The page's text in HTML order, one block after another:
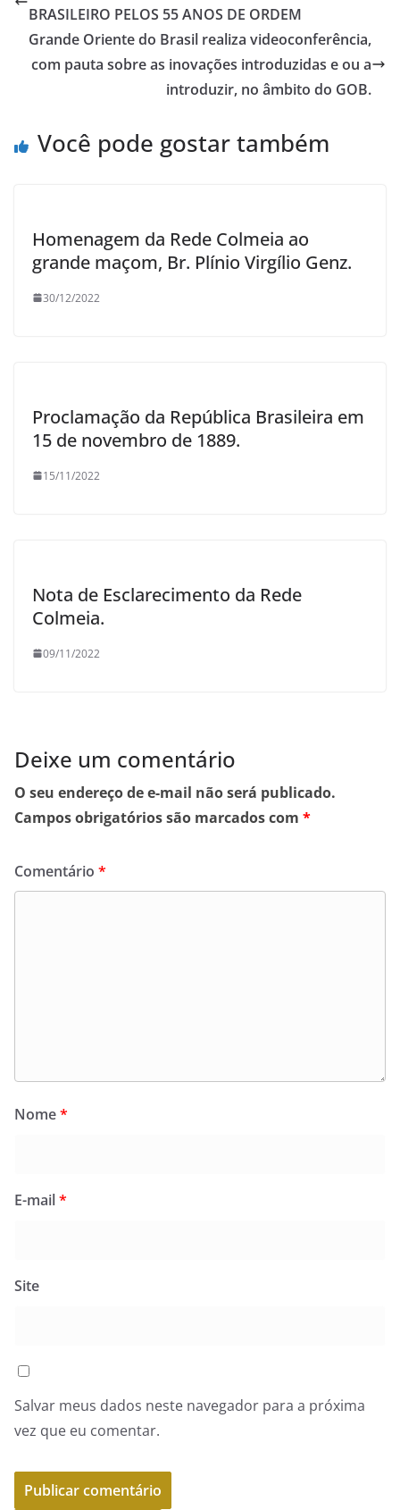
BRASILEIRO PELOS 55 ANOS DE ORDEM
Grande Oriente do Brasil realiza videoconferência,
com pauta sobre as inovações introduzidas e ou a
introduzir, no âmbito do GOB.
Você pode gostar também
Homenagem da Rede Colmeia ao
grande maçom, Br. Plínio Virgílio Genz.
30/12/2022
Proclamação da República Brasileira em
15 de novembro de 1889.
15/11/2022
Nota de Esclarecimento da Rede
Colmeia.
09/11/2022
Deixe um comentário
O seu endereço de e-mail não será publicado.
Campos obrigatórios são marcados com *
Comentário *
Nome*
E-mail*
Site
Salvar meus dados neste navegador para a próxima
vez que eu comentar.